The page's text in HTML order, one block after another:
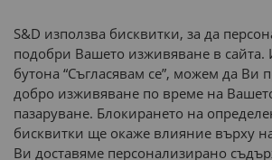
Начини на плащане:
Доставка до адрес с:
S&D използва бисквитки, за да
подобри Вашето изживяване в сайта.
бутона “Съгласявам се”, можем да Ви
добро изживяване по време на
пазаруване. Блокирането на
бисквитки ще окаже влияние върху
Ви доставяме персонализирано